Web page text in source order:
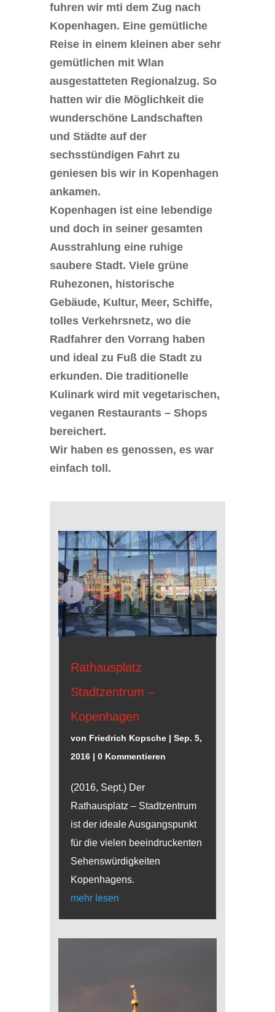
fuhren wir mti dem Zug nach
Kopenhagen. Eine gemütliche
Reise in einem kleinen aber sehr
gemütlichen mit Wlan
ausgestatteten Regionalzug. So
hatten wir die Möglichkeit die
wunderschöne Landschaften
und Städte auf der
sechsstündigen Fahrt zu
geniesen bis wir in Kopenhagen
ankamen.
Kopenhagen ist eine lebendige
und doch in seiner gesamten
Ausstrahlung eine ruhige
saubere Stadt. Viele grüne
Ruhezonen, historische
Gebäude, Kultur, Meer, Schiffe,
tolles Verkehrsnetz, wo die
Radfahrer den Vorrang haben
und ideal zu Fuß die Stadt zu
erkunden. Die traditionelle
Kulinark wird mit vegetarischen,
veganen Restaurants – Shops
bereichert.
Wir haben es genossen, es war
einfach toll.
Rathausplatz
Stadtzentrum –
Kopenhagen
von Friedrich Kopsche| Sep. 5,
2016| 0 Kommentieren
(2016, Sept.) Der
Rathausplatz – Stadtzentrum
ist der ideale Ausgangspunkt
für die vielen beeindruckenten
Sehenswürdigkeiten
Kopenhagens.
mehr lesen